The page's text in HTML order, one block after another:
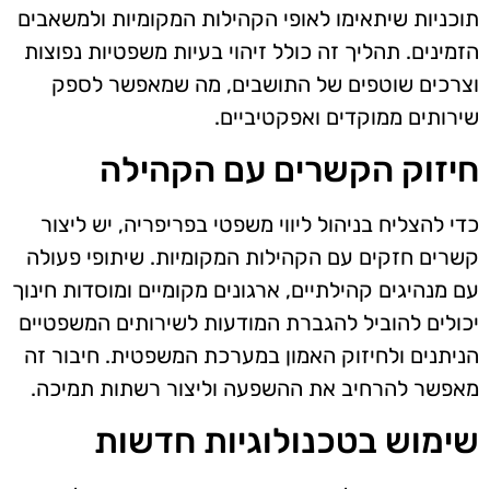
תוכניות שיתאימו לאופי הקהילות המקומיות ולמשאבים
הזמינים. תהליך זה כולל זיהוי בעיות משפטיות נפוצות
וצרכים שוטפים של התושבים, מה שמאפשר לספק
שירותים ממוקדים ואפקטיביים.
חיזוק הקשרים עם הקהילה
כדי להצליח בניהול ליווי משפטי בפריפריה, יש ליצור
קשרים חזקים עם הקהילות המקומיות. שיתופי פעולה
עם מנהיגים קהילתיים, ארגונים מקומיים ומוסדות חינוך
יכולים להוביל להגברת המודעות לשירותים המשפטיים
הניתנים ולחיזוק האמון במערכת המשפטית. חיבור זה
מאפשר להרחיב את ההשפעה וליצור רשתות תמיכה.
שימוש בטכנולוגיות חדשות